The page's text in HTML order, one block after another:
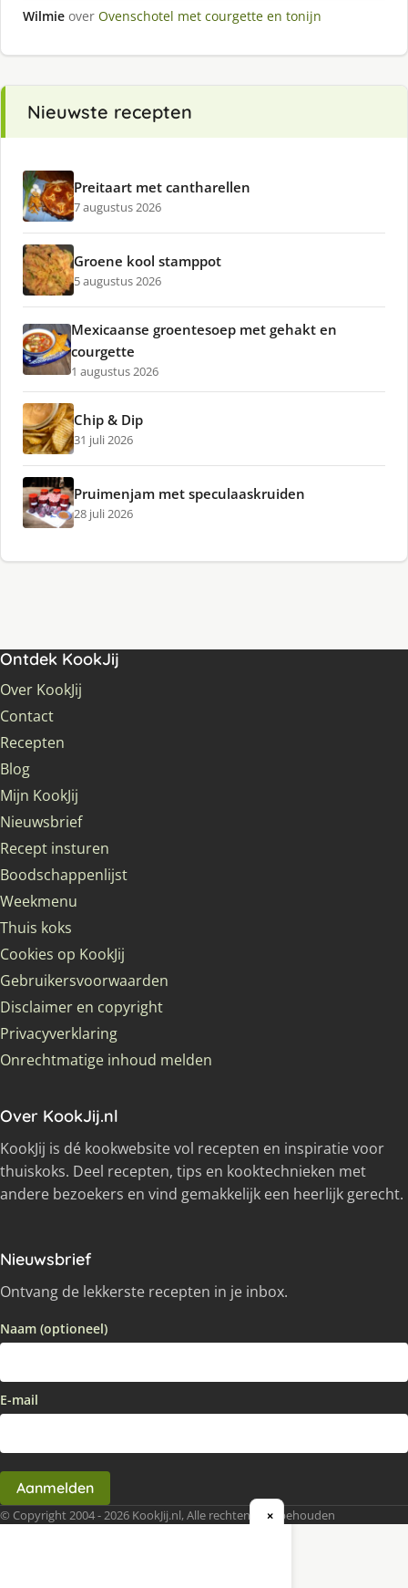
Wilmie over Ovenschotel met courgette en tonijn
Nieuwste recepten
Preitaart met cantharellen
7 augustus 2026
Groene kool stamppot
5 augustus 2026
Mexicaanse groentesoep met gehakt en
courgette
1 augustus 2026
Chip & Dip
31 juli 2026
Pruimenjam met speculaaskruiden
28 juli 2026
Ontdek KookJij
Over KookJij
Contact
Recepten
Blog
Mijn KookJij
Nieuwsbrief
Recept insturen
Boodschappenlijst
Weekmenu
Thuis koks
Cookies op KookJij
Gebruikersvoorwaarden
Disclaimer en copyright
Privacyverklaring
Onrechtmatige inhoud melden
Over KookJij.nl
KookJij is dé kookwebsite vol recepten en inspiratie voor
thuiskoks. Deel recepten, tips en kooktechnieken met
andere bezoekers en vind gemakkelijk een heerlijk gerecht.
Nieuwsbrief
Ontvang de lekkerste recepten in je inbox.
Naam (optioneel)
E-mail
Aanmelden
© Copyright 2004 - 2026 KookJij.nl, Alle rechten voorbehouden
×